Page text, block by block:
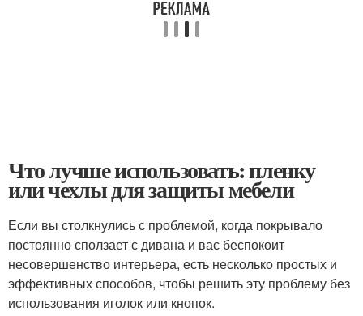
Что лучше использовать: пленку
или чехлы для защиты мебели
Если вы столкнулись с проблемой, когда покрывало
постоянно сползает с дивана и вас беспокоит
несовершенство интерьера, есть несколько простых и
эффективных способов, чтобы решить эту проблему без
использования иголок или кнопок.